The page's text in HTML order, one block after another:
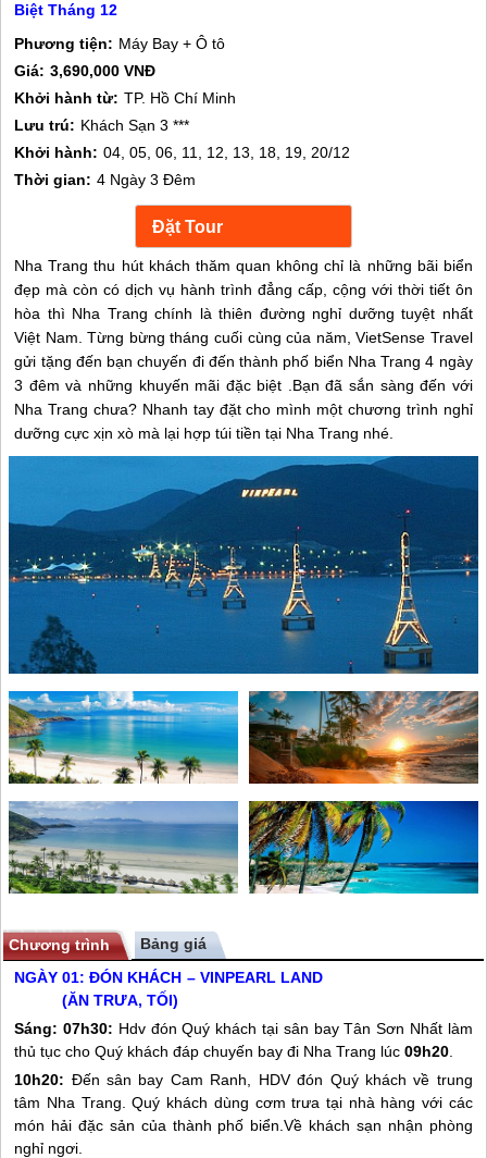
Biệt Tháng 12
Phương tiện: Máy Bay + Ô tô
Giá: 3,690,000 VNĐ
Khởi hành từ: TP. Hồ Chí Minh
Lưu trú: Khách Sạn 3 ***
Khởi hành: 04, 05, 06, 11, 12, 13, 18, 19, 20/12
Thời gian: 4 Ngày 3 Đêm
Nha Trang thu hút khách thăm quan không chỉ là những bãi biển
đẹp mà còn có dịch vụ hành trình đẳng cấp, cộng với thời tiết ôn
hòa thì Nha Trang chính là thiên đường nghỉ dưỡng tuyệt nhất
Việt Nam. Từng bừng tháng cuối cùng của năm, VietSense Travel
gửi tặng đến bạn chuyến đi đến thành phố biển Nha Trang 4 ngày
3 đêm và những khuyến mãi đặc biệt .Bạn đã sắn sàng đến với
Nha Trang chưa? Nhanh tay đặt cho mình một chương trình nghỉ
dưỡng cực xịn xò mà lại hợp túi tiền tại Nha Trang nhé.
Chương trình
Bảng giá
NGÀY 01:ĐÓN KHÁCH – VINPEARL LAND
(ĂN TRƯA, TỐI)
Sáng:07h30: Hdv đón Quý khách tại sân bay Tân Sơn Nhất làm
thủ tục cho Quý khách đáp chuyến bay đi Nha Trang lúc 09h20
10h20: Đến sân bay Cam Ranh, HDV đón Quý khách về trung
tâm Nha Trang . Quý khách dùng cơm trưa tại nhà hàng với các
món hải đặc sản của thành phố biển.Về khách sạn nhận phòng
nghỉ ngơi.